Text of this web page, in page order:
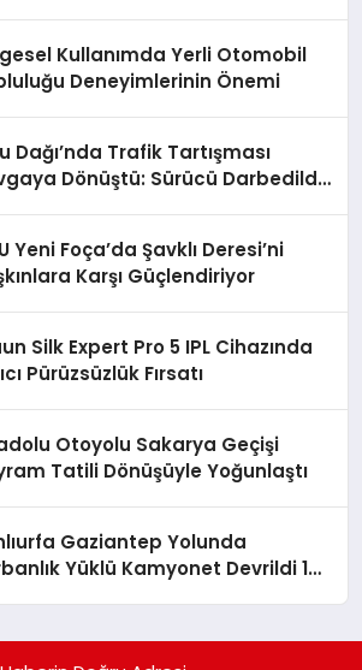
Kullanımda Yerli Otomobil
Deneyimlerinin Önemi
Dağı’nda Trafik Tartışması
Dönüştü: Sürücü Darbedildi,
Yeni Foça’da Şavklı Deresi’ni
Karşı Güçlendiriyor
Silk Expert Pro 5 IPL Cihazında
Pürüzsüzlük Fırsatı
Otoyolu Sakarya Geçişi
Tatili Dönüşüyle Yoğunlaştı
Gaziantep Yolunda
Yüklü Kamyonet Devrildi 1